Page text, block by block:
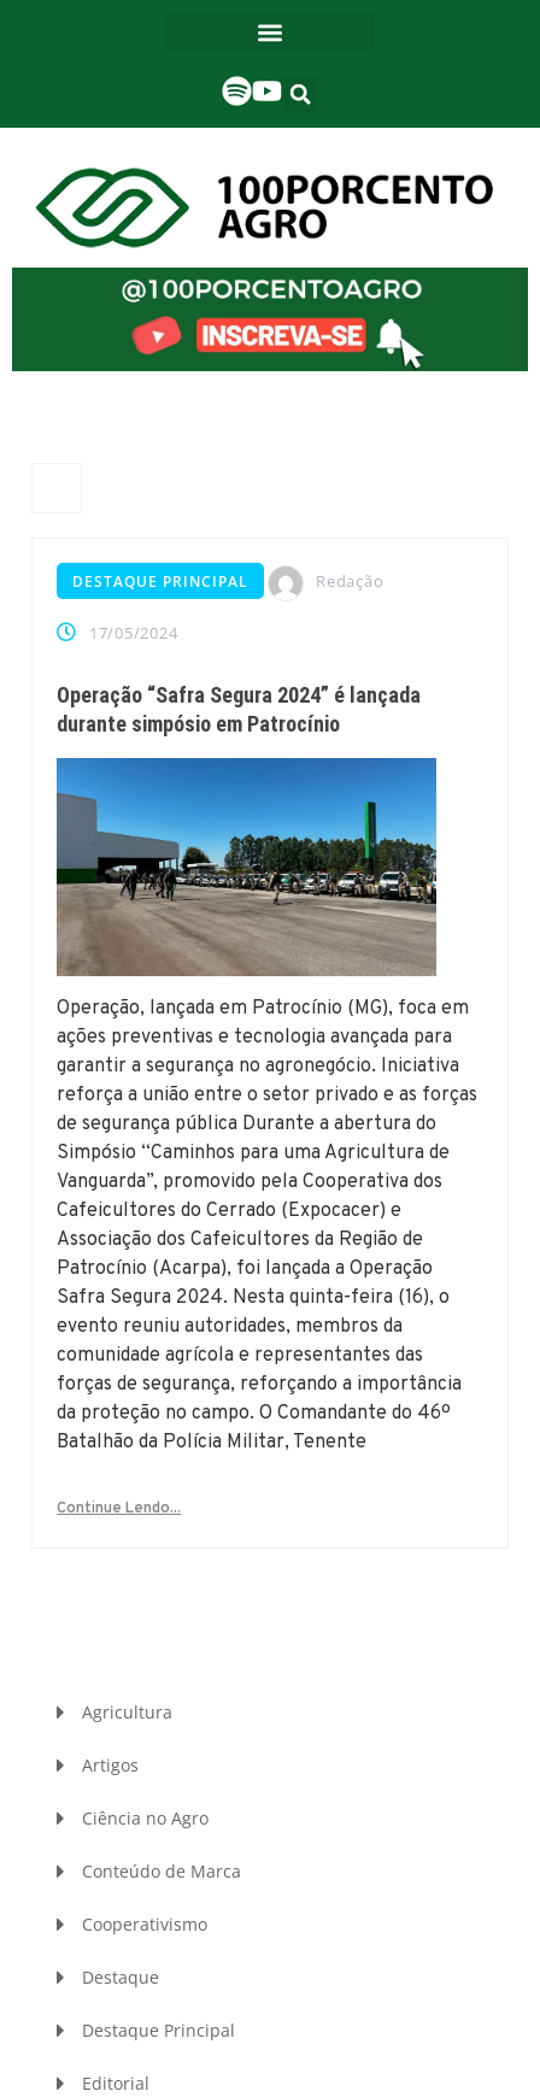
DESTAQUE PRINCIPAL Redação
17/05/2024
Operação “Safra Segura 2024” é lançada
durante simpósio em Patrocínio
Operação, lançada em Patrocínio (MG), foca em
ações preventivas e tecnologia avançada para
garantir a segurança no agronegócio. Iniciativa
reforça a união entre o setor privado e as forças
de segurança pública Durante a abertura do
Simpósio “Caminhos para uma Agricultura de
Vanguarda”, promovido pela Cooperativa dos
Cafeicultores do Cerrado (Expocacer) e
Associação dos Cafeicultores da Região de
Patrocínio (Acarpa), foi lançada a Operação
Safra Segura 2024. Nesta quinta-feira (16), o
evento reuniu autoridades, membros da
comunidade agrícola e representantes das
forças de segurança, reforçando a importância
da proteção no campo. O Comandante do 46º
Batalhão da Polícia Militar, Tenente
Continue Lendo...
Agricultura
Artigos
Ciência no Agro
Conteúdo de Marca
Cooperativismo
Destaque
Destaque Principal
Editorial